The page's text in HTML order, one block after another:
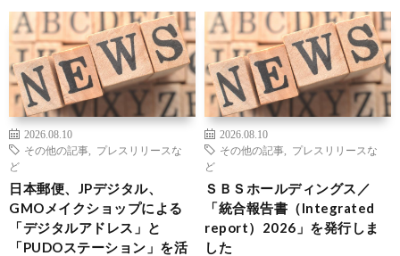
2026.08.10
その他の記事
プレスリリースな
ど
日本郵便、JPデジタル、
GMOメイクショップによる
「デジタルアドレス」と
「PUDOステーション」を活
2026.08.10
その他の記事
プレスリリースな
ど
ＳＢＳホールディングス／
「統合報告書（Integrated
report）2026」を発行しま
した